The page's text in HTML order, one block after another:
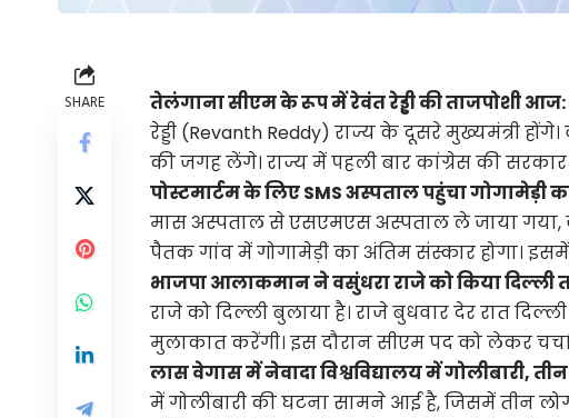
SHARE तेलंगाना सीएम के रूप में रेवंत रेड्डी की ताजपोशी आज:
रेड्डी (Revanth Reddy) राज्य के दूसरे मुख्यमंत्री
की जगह लेंगे। राज्य में पहली बार कांग्रेस की सरकार
पोस्टमार्टम के लिए SMS अस्पताल पहुंचा गोगामेड़ी
मास अस्पताल से एसएमएस अस्पताल ले जाया गया,
पैतक गांव में गोगामेड़ी का अंतिम संस्कार होगा। इसमें
भाजपा आलाकमान ने वसुंधरा राजे को किया दिल्ली
राजे को दिल्ली बुलाया है। राजे बुधवार देर रात
मुलाकात करेंगी। इस दौरान सीएम पद को लेकर
लास वेगास में नेवादा विश्वविद्यालय में गोलीबारी,
में गोलीबारी की घटना सामने आई है, जिसमें तीन